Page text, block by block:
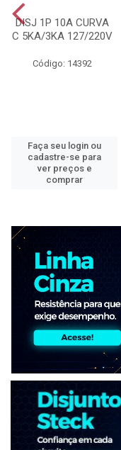
DISJ 1P 10A CURVA
C 5KA/3KA 127/220V
Código: 14392
Faça seu login ou
cadastre-se para
ver preços e
comprar